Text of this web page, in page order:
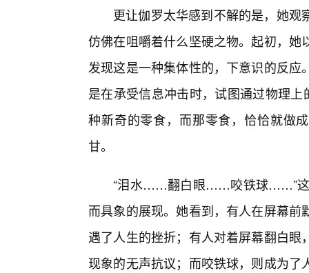
更让伽罗太华感到不解的是，她
仿佛在咀嚼着什么坚硬之物。起初，
发现这是一种集体性的，下意识的反
是在承受信息冲击时，试图通过物理
种新奇的零食，而那零食，恰恰就做
甘。
“泪水……翻白眼……咬铁球……”这
而具象的展现。她看到，有人在屏幕
遇了人生的挫折；有人对着屏幕翻白
现象的无声抗议；而咬铁球，则成为